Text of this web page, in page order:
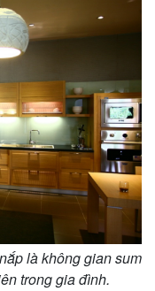
là không gian sum
trong gia đình.